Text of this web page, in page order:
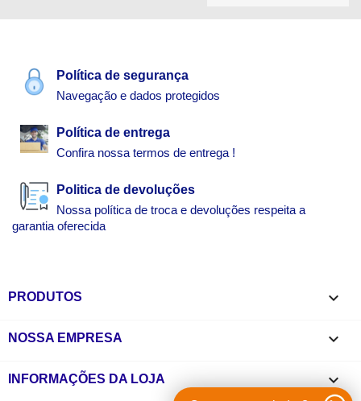
Política de segurança
Navegação e dados protegidos
Política de entrega
Confira nossa termos de entrega !
Politica de devoluções
Nossa política de troca e devoluções respeita a
garantia oferecida
PRODUTOS 
NOSSA EMPRESA 
INFORMAÇÕES DA LOJA keyboard_arrow_down